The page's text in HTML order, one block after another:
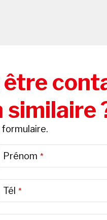
être
similaire
formulaire.
Prénom *
Tél *